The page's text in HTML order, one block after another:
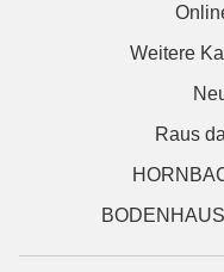
Weitere
Raus